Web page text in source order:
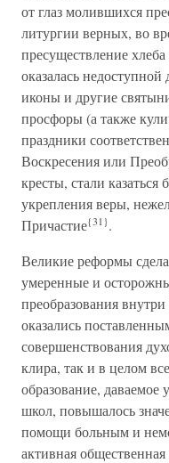
от глаз молившихся
литургии верных, во
пресуществление
оказалась
иконы и другие
просфоры (а также
праздники
Воскресения или
кресты, стали
укрепления веры,
Причастие{31}.
Великие реформы
умеренные и
преобразования
оказались
совершенствования
клира, так и в целом
образование,
школ, повышалось
помощи больным и
активная